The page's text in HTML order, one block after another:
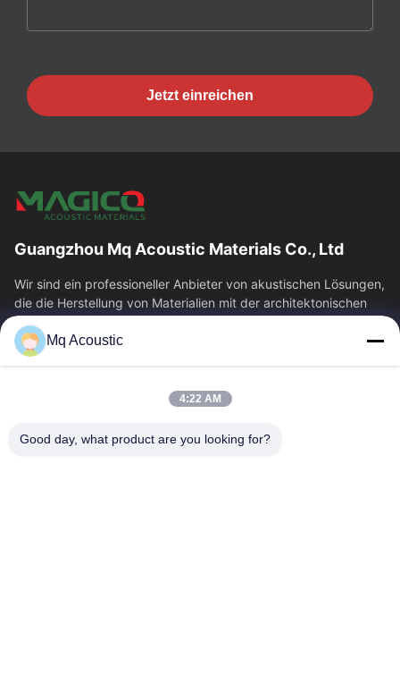
Jetzt einreichen
Guangzhou Mq Acoustic Materials Co., Ltd
Wir sind ein professioneller Anbieter von akustischen Lösungen,
die die Herstellung von Materialien mit der architektonischen
Akustik...
Schnelle Verbindungen
Über Uns
Werksbesichtigung
Qualitätskontrolle
Mq Acoustic
4:22 AM
Good day, what product are you looking for?